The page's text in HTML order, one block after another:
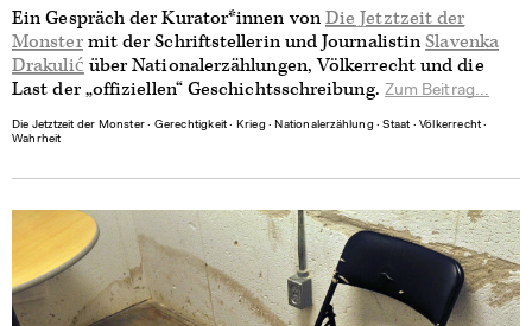
Ein Gespräch der Kurator*innen vonDie Jetztzeit der
Monstermit der Schriftstellerin und JournalistinSlavenka
Drakulić über Nationalerzählungen, Völkerrecht und die
Last der „offiziellen“ Geschichtsschreibung. Zum Beitrag...
Die Jetztzeit der Monster ∙ Gerechtigkeit ∙ Krieg ∙ Nationalerzählung ∙Staat ∙Völkerrecht ∙
Wahrheit